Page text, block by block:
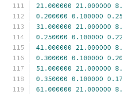
21.000000 21.000000
0.200000 0.100000
31.000000 21.000000
0.250000 0.100000
41.000000 21.000000
0.300000 0.100000
51.000000 21.000000
0.350000 0.100000
61.000000 21.000000